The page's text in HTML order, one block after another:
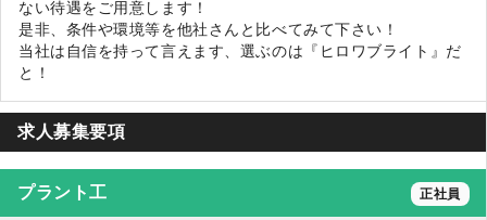
ない待遇をご用意します！
是非、条件や環境等を他社さんと比べてみて下さい！
当社は自信を持って言えます、選ぶのは『ヒロワブライト』だ
と！
求人募集要項
プラント工 正社員